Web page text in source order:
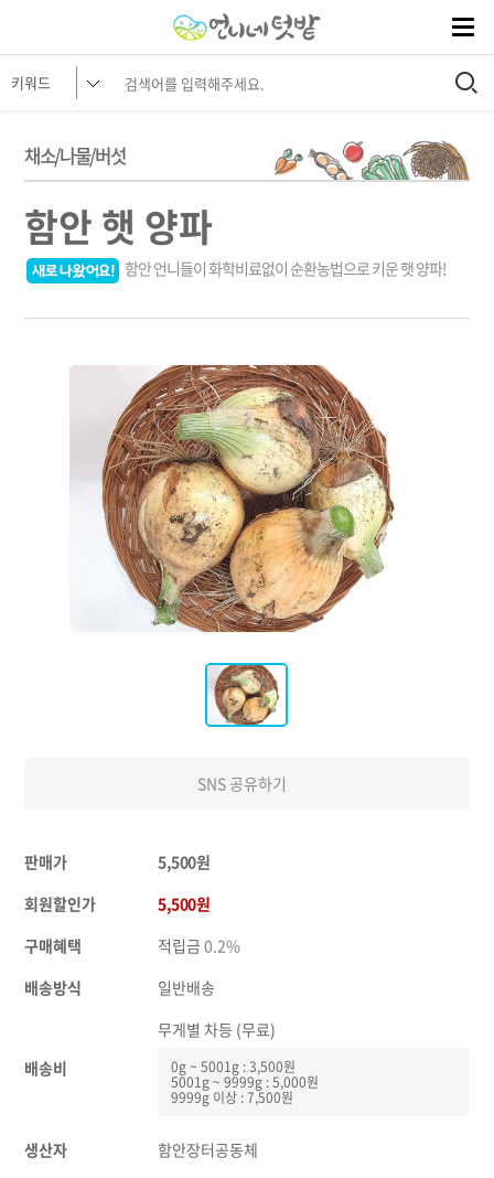
채소/나물/버섯
함안 햇 양파
함안 언니들이 화학비료없이 순환농법으로 키운 햇 양파!
SNS 공유하기
판매가
5,500원
회원할인가
5,500원
구매혜택
적립금0.2%
배송방식
일반배송
배송비
무게별 차등 (무료)
0g ~ 5001g : 3,500원
5001g ~ 9999g : 5,000원
9999g 이상 : 7,500원
생산자
함안장터공동체